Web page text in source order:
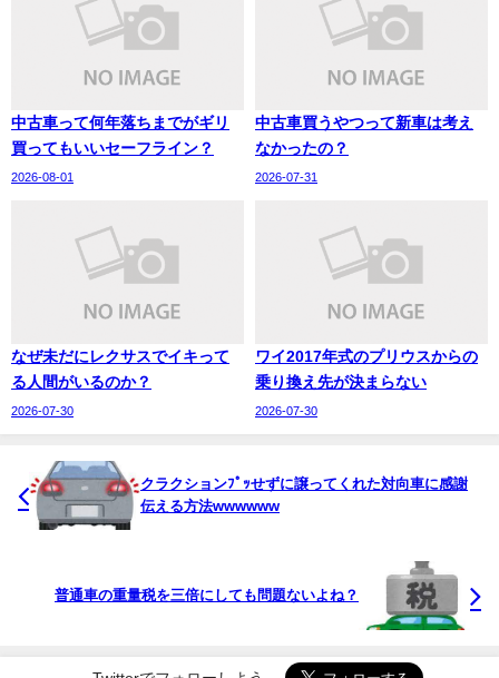
中古車って何年落ちまでがギリ
買ってもいいセーフライン？
2026-08-01
中古車買うやつって新車は考え
なかったの？
2026-07-31
なぜ未だにレクサスでイキって
る人間がいるのか？
2026-07-30
ワイ2017年式のプリウスからの
乗り換え先が決まらない
2026-07-30
クラクションﾌﾟｯせずに譲ってくれた対向車に感謝
伝える方法wwwwww
普通車の重量税を三倍にしても問題ないよね？